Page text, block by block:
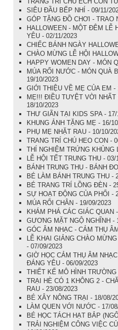
SIÊU ĐẦU BẾP NHÍ - 09/11/
GÓP TẶNG ĐỒ CHƠI - TRAO
HALLOWEEN - MỘT ĐÊM LỄ
YÊU - 02/11/2023
CHIẾC BÁNH NGÀY
CHÀO MỪNG LỄ HỘI
HAPPY WOMEN DAY - MÓN
MÚA RỐI NƯỚC - MÓN QUÀ
19/10/2023
GIỚI THIỆU VỀ MẸ CỦA EM -
MẸ!!! ĐIỀU TUYỆT VỜI NHẤT
18/10/2023
THƯ GIÃN TẠI KIDS SPA - 17/
KHUNG ẢNH TẶNG MẸ - 16/
PHỤ MẸ NHẶT RAU - 10/10/
TRANG TRÍ CHÚ HEO CON -
THÍ NGHIỆM TRỨNG KHỦNG
LỄ HỘI TẾT TRUNG THU - 03/
BÁNH TRUNG THU - BÁNH
BÉ LÀM BÁNH TRUNG THU -
BÉ TRANG TRÍ LỒNG ĐÈN -
SỰ HOẠT ĐỘNG CỦA PHỔI -
MÚA RỐI CHÂN - 19/09/2023
KHÁM PHÁ CÁC GIÁC QUAN
GƯƠNG MẶT NGỘ NGHĨNH -
GÓC ÂM NHẠC - CẢM THỤ
LỄ KHAI GIẢNG CHÀO
- 07/09/2023
GIỜ HỌC CẢM THỤ ÂM
ĐÁNG YÊU - 06/09/2023
THIẾT KẾ MÔ HÌNH
TRẠI HÈ CÓ 1 KHÔNG 2 -
RAU - 23/08/2023
BÉ XÂY NÔNG TRẠI - 18/08/
LÀM QUEN VỚI NƯỚC - 17/
BÉ HỌC TÁCH HẠT BẮP
TRẢI NGHIỆM CÔNG VIỆC